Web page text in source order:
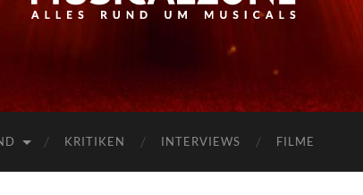
KRITIKEN INTERVIEWS FILME